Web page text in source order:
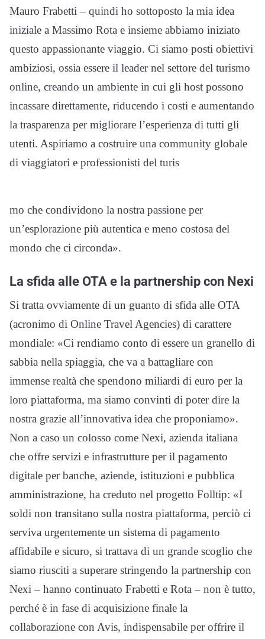
Mauro Frabetti – quindi ho sottoposto la mia idea
iniziale a Massimo Rota e insieme abbiamo iniziato
questo appassionante viaggio. Ci siamo posti obiettivi
ambiziosi, ossia essere il leader nel settore del turismo
online, creando un ambiente in cui gli host possono
incassare direttamente, riducendo i costi e aumentando
la trasparenza per migliorare l’esperienza di tutti gli
utenti. Aspiriamo a costruire una community globale
di viaggiatori e professionisti del turis
mo che condividono la nostra passione per
un’esplorazione più autentica e meno costosa del
mondo che ci circonda».
La sfida alle OTA e la partnership con Nexi
Si tratta ovviamente di un guanto di sfida alle OTA
(acronimo di Online Travel Agencies) di carattere
mondiale: «Ci rendiamo conto di essere un granello di
sabbia nella spiaggia, che va a battagliare con
immense realtà che spendono miliardi di euro per la
loro piattaforma, ma siamo convinti di poter dire la
nostra grazie all’innovativa idea che proponiamo».
Non a caso un colosso come Nexi, azienda italiana
che offre servizi e infrastrutture per il pagamento
digitale per banche, aziende, istituzioni e pubblica
amministrazione, ha creduto nel progetto Folltip: «I
soldi non transitano sulla nostra piattaforma, perciò ci
serviva urgentemente un sistema di pagamento
affidabile e sicuro, si trattava di un grande scoglio che
siamo riusciti a superare stringendo la partnership con
Nexi – hanno continuato Frabetti e Rota – non è tutto,
perché è in fase di acquisizione finale la
collaborazione con Avis, indispensabile per offrire il